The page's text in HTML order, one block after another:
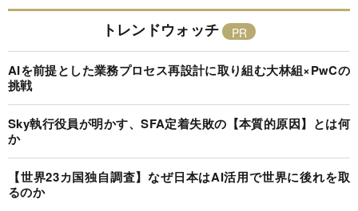
トレンドウォッチ
AIを前提とした業務プロセス再設計に取り組む大林組×PwCの
挑戦
Sky執行役員が明かす、SFA定着失敗の【本質的原因】とは何
か
【世界23カ国独自調査】なぜ日本はAI活用で世界に後れを取
るのか